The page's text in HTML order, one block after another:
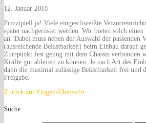
12. Januar 2018
Prinzipiell ja! Viele eingeschweißte
später nachgerüstet werden. Wir bieten solch
an. Dabei muss neben der Auswahl der passenden
(ausreichende Belastbarkeit) beim Einbau darauf
Zurrpunkt fest genug mit dem Chassis verbunden
Kräfte gut ableiten zu können. Je nach Art des
dann die maximal zulässige Belastbarkeit frei und
Freigabe.
Zurück zur Fragen-Übersicht
Suche